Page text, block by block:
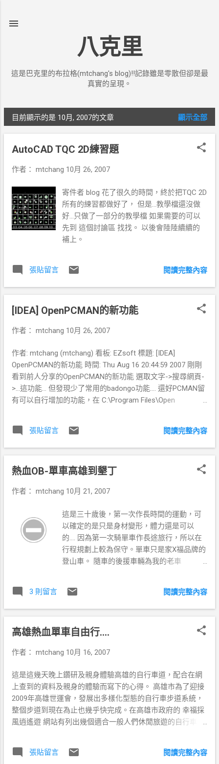
八克里
這是巴克里的布拉格(mtchang's blog)!!記錄雖是零散但卻是最
真實的呈現。
發
文
章
目前顯示的是 10月, 2007的文章 顯示全部
AutoCAD TQC 2D練習題
作者： mtchang 10月 26, 2007
寄件者 blog 花了很久的時間，終於把TQC 2D
所有的練習都做好了， 但是...教學檔還沒做
好...只做了一部分的教學檔 如果需要的可以
先到 這個討論區 找找。 以後會陸陸續續的
補上。
張貼留言 閱讀完整內容
[IDEA] OpenPCMAN的新功能
作者： mtchang 10月 26, 2007
作者: mtchang (mtchang) 看板: EZsoft 標題: [IDEA]
OpenPCMAN的新功能 時間: Thu Aug 16 20:44:59 2007 剛剛
看到前人分享的OpenPCMAN的新功能 選取文字->搜尋網頁-
>...這功能... 但發現少了常用的badongo功能.... 還好PCMAN留
有可以自行增加的功能，在 C:\Program Files\Open
以，我是以 0rz.xml 為範本複製為 bandongo.xml 然後改成如
下面的內容(內容因為帶有base64編碼後的icon圖片所以比較
大) 建議把此文轉寄回信箱後複製較為方便.或點選下面連結
http://www.badongo.com/file/4061441 ---------------------分
xmlns="http://www.mozilla.org/2006/browser/search/">
<Description>badongo</Description><InputEncoding>UTF-
8</InputEncoding><Image width="16"
height="16">data:image/x-
icon;base64,R0lGODlhDAAQAPcAAAAAAAAAMwAAZgAAm
QAAzAAA/wAzAAAzMwAzZgAzmQAzzAAz/wBmAABmMw
wDMAADMMwDMZgDMmQDMzADM/wD/AAD/MwD/ZgD/mQ
ZjMzmTMzzDMz/zNmADNm...
張貼留言 閱讀完整內容
熱血OB-單車高雄到墾丁
作者： mtchang 10月 21, 2007
這是三十歲後，第一次作長時間的運動，可
以確定的是只是身材變形，體力還是可以
的.... 因為第一次騎單車作長途旅行，所以在
行程規劃上較為保守。單車只是家X福品牌的
登山車。 隨車的後援車輛為我的老車
大寮->鳳林路->接17號省道海線交叉口麥當
勞休息,到這裡約31km這段AVS約26km....算是
12:30 過林園->東港->水底寮->接近紡山一個
的休息站休息。此時已經過 2hr34分 ....體力
71km 寄件者 20071021單車墾丁 寄件者
20071021單車墾丁 寄件者 20071021單車墾
丁 PM 02:32 剛剛休息到01:34才出發，體力
很明顯的下降很多，所以到楓港這段騎起來
開始有點累...楓港的中油加油站 寄件者
了，騎了約04:10的時間...在一下子就可以到
3 則留言 閱讀完整內容
高雄熱血單車自由行....
作者： mtchang 10月 16, 2007
這是這幾天晚上鑽研及親身體驗高雄的自行車道，配合在網
上查到的資料及親身的體驗而寫下的心得。 高雄市為了迎接
2009年高雄世運會，發展出多樣化型態的自行車步道系統，
整個步道到現在為止也幾乎快完成。在高雄市政府的 幸福採
風逍遙遊 網站有列出幾個適合一般人們休閒旅遊的自行車步
合目前現有的系統的自行車步道LOOP： (1)愛河旗津美麗島
大道LOOP(約8hr AVS:8km) 在觀看下列路線錢，請先參考底
張貼留言 閱讀完整內容